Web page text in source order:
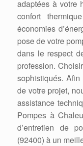
adaptées à votre
confort
économies
pose de votre
dans le respect
profession.
sophistiqués.
de votre projet,
assistance
Pompes à
d’entretien de
(92400) à un